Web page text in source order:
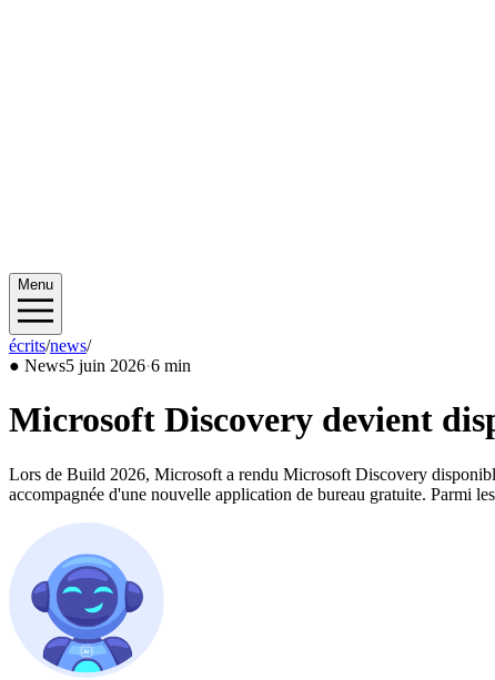
Menu
écrits/news/2026/06
● News5 juin 2026·6 min
Microsoft Discovery devient
Lors de Build 2026, Microsoft a rendu Microsoft Discovery
accompagnée d'une nouvelle application de bureau gratuite. Parmi